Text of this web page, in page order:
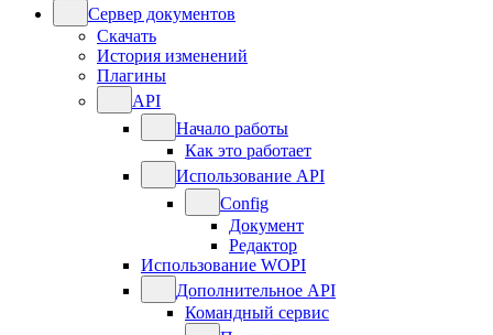
Сервер документов
Скачать
История изменений
Плагины
API
Начало работы
Как это работает
Использование API
Config
Документ
Редактор
Использование WOPI
Дополнительное API
Командный сервис